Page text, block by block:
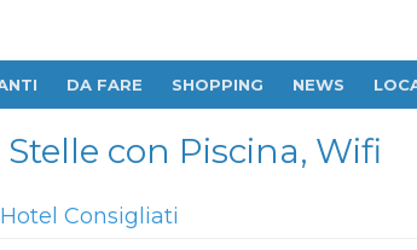
DA FARE SHOPPING NEWS
con Piscina, Wifi
Consigliati